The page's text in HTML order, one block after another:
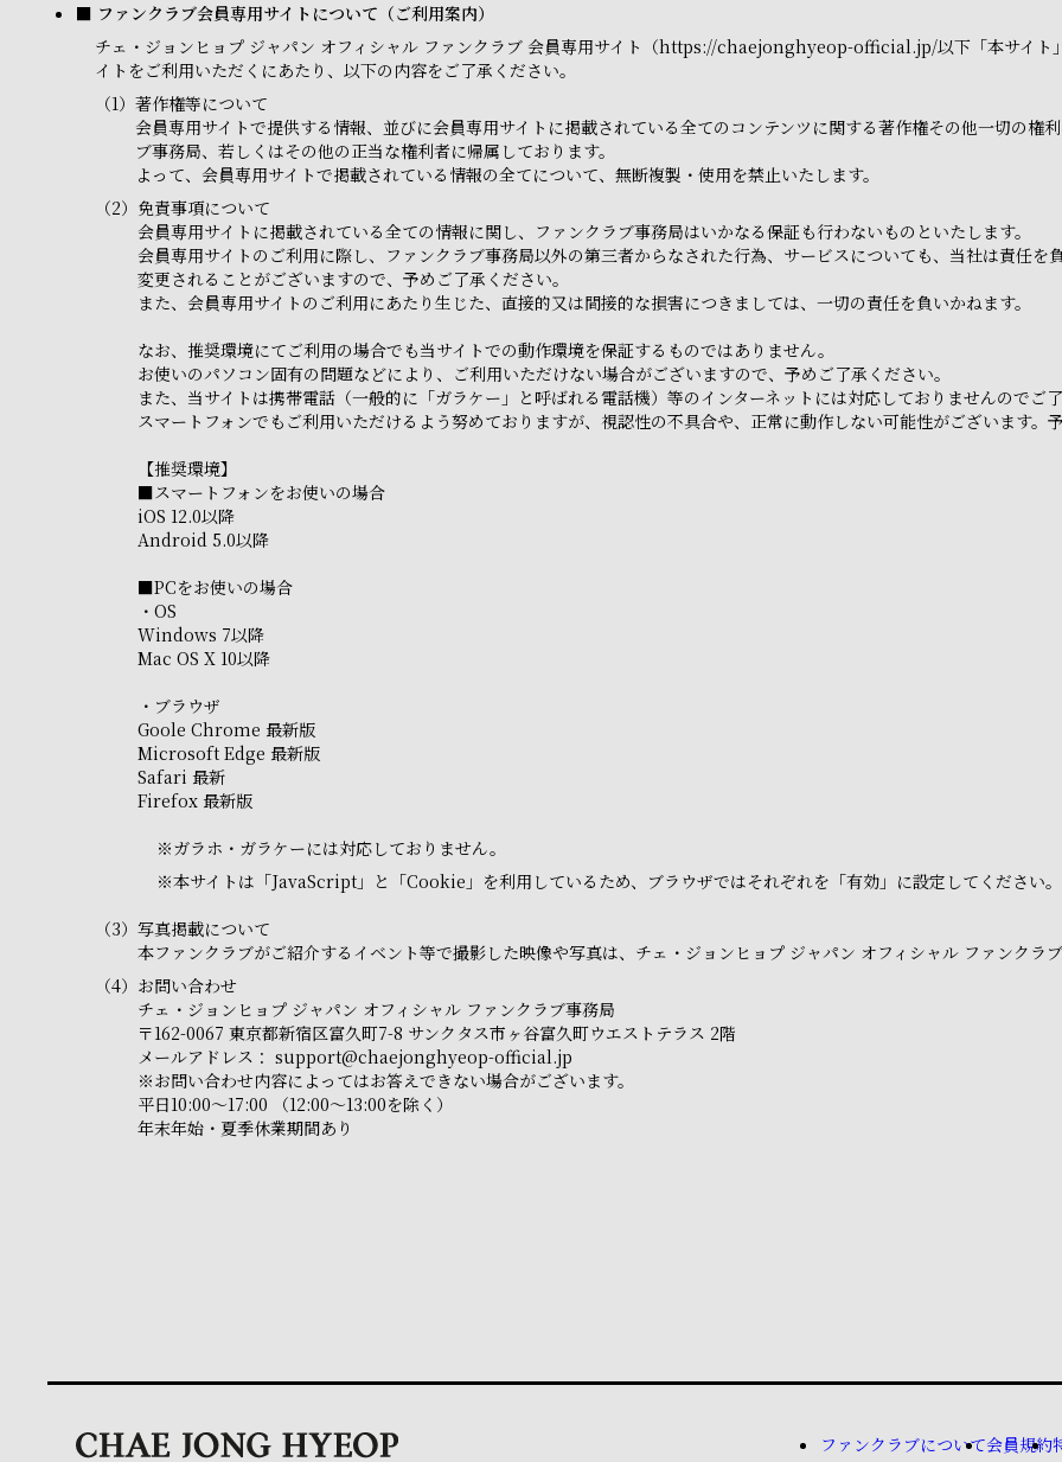
■ ファンクラブ会員専用サイトについて（ご利用案内）
チェ・ジョンヒョプ ジャパン オフィシャル ファンクラブ 会員専用サイト（https://chaejonghyeop-official.jp/以下「本サイト
イトをご利用いただくにあたり、以下の内容をご了承ください。
（1） 著作権等について
会員専用サイトで提供する情報、並びに会員専用サイトに掲載されている全てのコンテンツに関する著作権その他一切の権
ブ事務局、若しくはその他の正当な権利者に帰属しております。
よって、会員専用サイトで掲載されている情報の全てについて、無断複製・使用を禁止いたします。
（2） 免責事項について
会員専用サイトに掲載されている全ての情報に関し、ファンクラブ事務局はいかなる保証も行わないものといたします。
会員専用サイトのご利用に際し、ファンクラブ事務局以外の第三者からなされた行為、サービスについても、当社は責任
変更されることがございますので、予めご了承ください。
また、会員専用サイトのご利用にあたり生じた、直接的又は間接的な損害につきましては、一切の責任を負いかねます。
なお、推奨環境にてご利用の場合でも当サイトでの動作環境を保証するものではありません。
お使いのパソコン固有の問題などにより、ご利用いただけない場合がございますので、予めご了承ください。
また、当サイトは携帯電話（一般的に「ガラケー」と呼ばれる電話機）等のインターネットには対応しておりませんのでご了
スマートフォンでもご利用いただけるよう努めておりますが、視認性の不具合や、正常に動作しない可能性がございます。
【推奨環境】
■スマートフォンをお使いの場合
iOS 12.0以降
Android 5.0以降
■PCをお使いの場合
・OS
Windows 7以降
Mac OS X 10以降
・ブラウザ
Goole Chrome 最新版
Microsoft Edge 最新版
Safari 最新
Firefox 最新版
※ガラホ・ガラケーには対応しておりません。
※本サイトは「JavaScript」と「Cookie」を利用しているため、ブラウザではそれぞれを「有効」に設定してください。
（3） 写真掲載について
本ファンクラブがご紹介するイベント等で撮影した映像や写真は、チェ・ジョンヒョプ ジャパン オフィシャル ファンクラ
（4） お問い合わせ
チェ・ジョンヒョプ ジャパン オフィシャル ファンクラブ事務局
〒162-0067 東京都新宿区富久町7-8 サンクタス市ヶ谷富久町ウエストテラス 2階
メールアドレス： support@chaejonghyeop-official.jp
※お問い合わせ内容によってはお答えできない場合がございます。
平日10:00～17:00 （12:00～13:00を除く）
年末年始・夏季休業期間あり
ファンクラブについて会員規約